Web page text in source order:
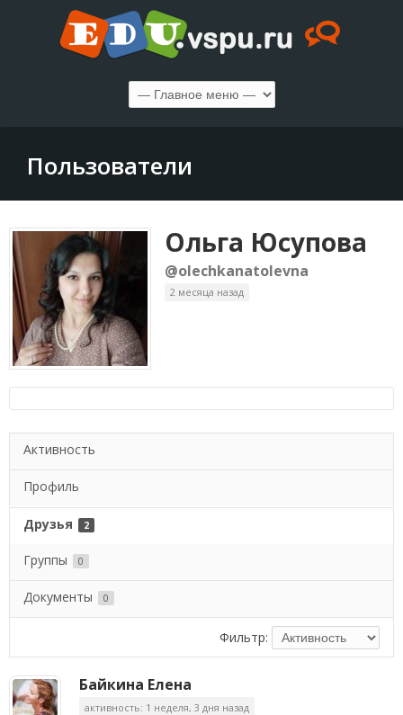
Пользователи
Ольга Юсупова
@olechkanatolevna
2 месяца назад
Активность
Профиль
Друзья 2
Группы 0
Документы 0
Фильтр:
Байкина Елена
активность: 1 неделя, 3 дня назад